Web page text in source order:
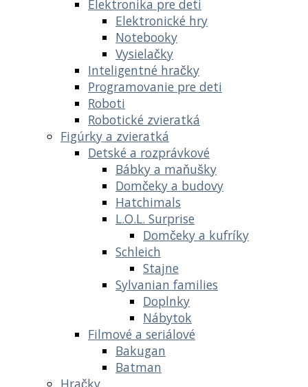
Elektronika pre deti
Elektronické hry
Notebooky
Vysielačky
Inteligentné hračky
Programovanie pre deti
Roboti
Robotické zvieratká
Figúrky a zvieratká
Detské a rozprávkové
Bábky a maňušky
Domčeky a budovy
Hatchimals
L.O.L. Surprise
Domčeky a kufríky
Schleich
Stajne
Sylvanian families
Doplnky
Nábytok
Filmové a seriálové
Bakugan
Batman
Hračky